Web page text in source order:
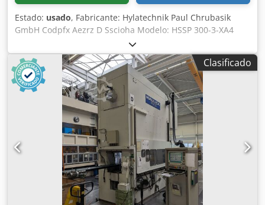
Estado: usado, Fabricante: Hylatechnik Paul Chrubasik
GmbH Codpfx Aezrz D Sscioha Modelo: HSSP 300-3-XA4
Tipo de máquina: Prensa hidráulica Año de fabricación:
2000 Estado: usada Fuerza de prensado: 3.000 kN Fuerza
de prensado: 300 t Carrera: 300 mm Altura máxima de
instalación: 800 mm Superficie de la mesa: 2.000 × 1.550
mm Superficie del pistón: 2.000 × 1.540 mm Apertura
frontal: 2.000 mm Apertura lateral: 1.050 mm Altura de la
mesa: 800 mm Avance rápido: 340 mm/s Velocidad de
trabajo 1: 32,5 mm/s Velocidad de trabajo 2: 19,5 mm/s
Retracción: 340 mm/s Presión de trabajo máxima: 280 bar
Potencia del motor: 75 kW Conexión eléctrica: 400 V
Frecuencia: 50 Hz Peso de la máquina: aprox. 38.500 kg
Depósito de aceite hidráulico: aprox. 2.000 l Almohadilla
de tracción: no Equipamiento: Sistema completo de banda
Clasificado